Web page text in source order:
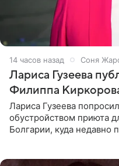
14 часов назад Соня
Лариса Гузеева
Филиппа
Лариса Гузеева
обустройством приюта
Болгарии, куда недавно